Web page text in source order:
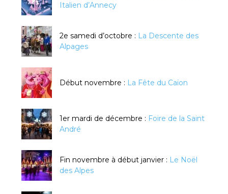
Italien d’Annecy
2e samedi d’octobre : La Descente des
Alpages
Début novembre : La Fête du Caïon
1er mardi de décembre : Foire de la Saint
André
Fin novembre à début janvier : Le Noël
des Alpes